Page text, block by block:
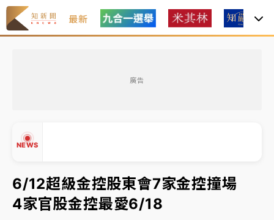
最新
廣告
NEWS
中信慈善基金會想增加董事人數！辜仲諒向法院聲請遭
駁 理由曝光
故宮《龍藏經》特展第2檔！今線上預約開賣一度塞車
周六起展出延長至晚上7時
台東農業處長涉圖利渡假村！東檢抗告成功 今重開羈
6/12超級金控股東會7家金控撞場
4家官股金控最愛6/18